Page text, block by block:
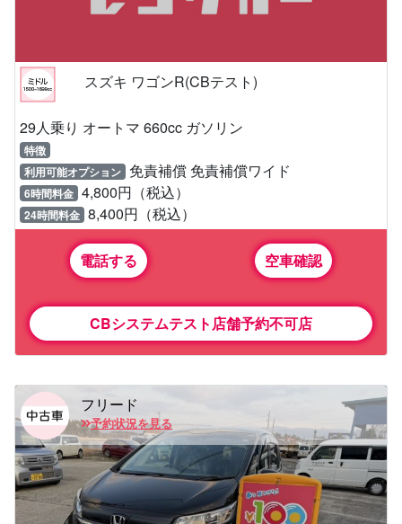
スズキ ワゴンR(CBテスト)
29人乗り オートマ 660cc ガソリン
特徴
利用可能オプション 免責補償 免責補償ワイド
6時間料金 4,800円（税込）
24時間料金 8,400円（税込）
電話する 空車確認
CBシステムテスト店舗予約不可店
フリード
予約状況を見る